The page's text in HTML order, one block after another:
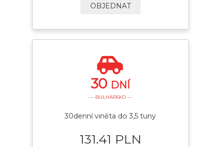
OBJEDNAT
30 DNÍ
— BULHARSKO —
30denní viněta do 3,5 tuny
131.41 PLN